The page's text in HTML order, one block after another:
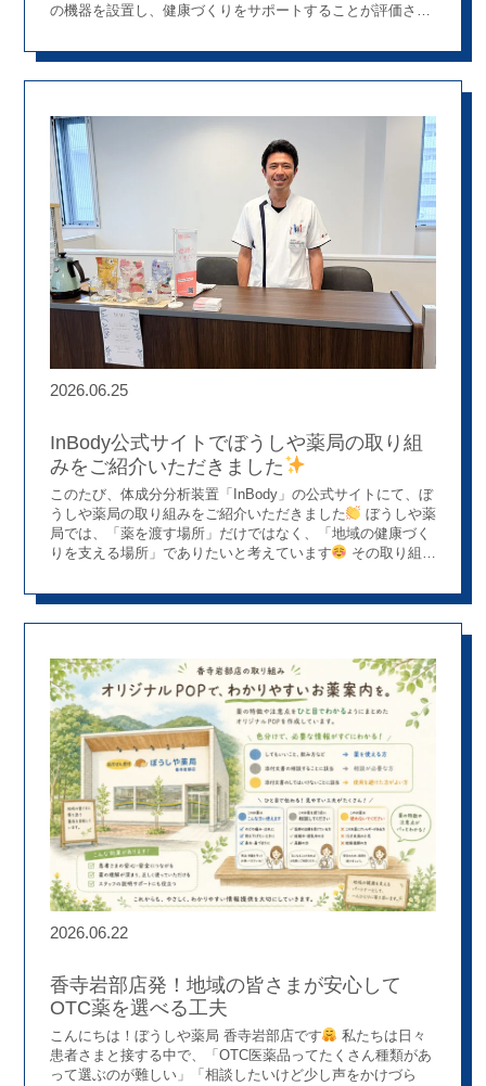
の機器を設置し、健康づくりをサポートすることが評価され
ます求められるようになりました。 そんな中、勝原店では血
多くの方に楽しみながら使っていただきたい。」 そんなスタ
ッフのアイデアから生まれたのが、握力測定コーナーです。
結果に応じてシールを貼るだけのシンプルな仕組みにし、あ
えて「フレイル」や「サルコペニア」といった専門用語は前
面に出さず、ゲーム感覚で参加できるよう工夫しました♪ す
ると、「ちょっと測ってみようかな」と気軽にチャレンジさ
れる方が増え、楽しみながら健康に関心を持っていただける
コーナーになっています
健康相談につながるきっかけ 握
力を測ることで、 「昔はもっと力があったんやけどね。」
「意外と握力あるな！」 そんな会話が自然と生まれます
そこから、 握力と筋力・運動習慣のお話 毎日の生活に取り
入れやすい運動のご提案 たんぱく質など食事に関するアドバ
す。 機器を設置することが目的ではなく、「測ること」をき
っかけに健康について考え、生活習慣の改善につなげていた
デアが地域の健康につながる 勝原店の取り組みは、「どうす
ればもっと気軽に利用していただけるだろう？」というスタ
ッフの発想から始まりました
ぼうしや薬局では、制度で求
められる役割を果たすだけではなく、それぞれの店舗が地域
の特性や患者さまに合わせて工夫しながら取り組みを進めて
います
薬をお渡しするだけではない。 健康づくりのき
っかけをつくり、地域の皆さまに寄り添う。 そんな薬剤師の
2026.06.25
InBody公式サイトでぼうしや薬局の取り組
みをご紹介いただきました
このたび、体成分分析装置「InBody」の公式サイトにて、ぼ
うしや薬局の取り組みをご紹介いただきました
ぼうしや薬
局では、「薬を渡す場所」だけではなく、「地域の健康づく
りを支える場所」でありたいと考えています
実施しています。筋肉量や体水分量などを測定し、その結果
用方法だけでなく、「予防・外来・在宅」を柱とした地域密
着型の薬局づくりや、健康イベント・健康ステーションなど
の取り組みについても紹介いただいています
ぼうしや薬局
では、薬剤師が調剤業務だけでなく、健康相談や地域活動に
も積極的に関わることができます
地域住民の方々と直接関
わりながら健康づくりを支援したい方、薬局薬剤師として新
たな価値を創造したい方にとって、ぼうしや薬局には多くの
チャレンジの機会があります
ぜひ記事をご覧いただ
き、私たちの取り組みや想いを知っていただければ幸いです
▼掲載記事はこちら https://www.inbody.co.jp/boushiya/
2026.06.22
香寺岩部店発！地域の皆さまが安心して
OTC薬を選べる工夫
こんにちは！ぼうしや薬局 香寺岩部店です
私たちは日々
患者さまと接する中で、「OTC医薬品ってたくさん種類があ
って選ぶのが難しい」「相談したいけど少し声をかけづら